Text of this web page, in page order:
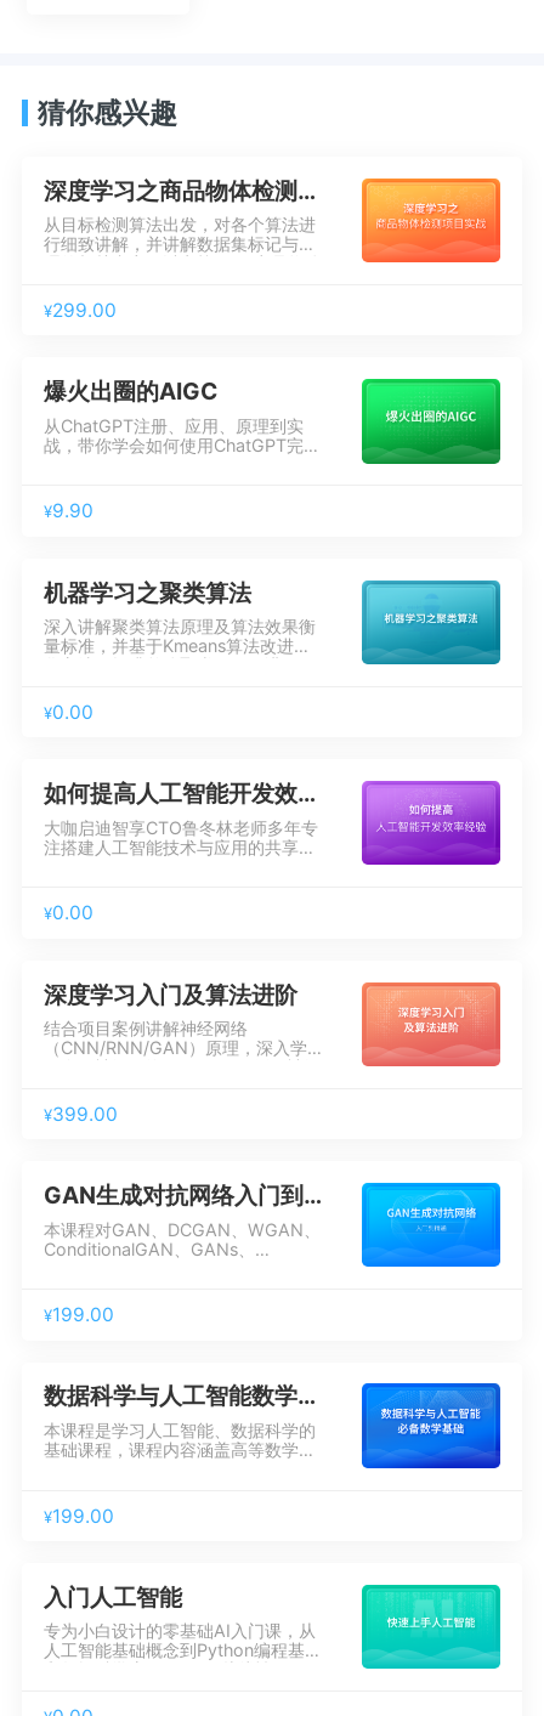
猜你感兴趣
深度学习之商品物体检测项目实战
从目标检测算法出发，对各个算法进
行细致讲解，并讲解数据集标记与处
理的相关内容，以实战项目“商品物体
及整个项目的开发流程。学完本课程
掌握目标检测算法原理、模型训练工
¥299.00
爆火出圈的AIGC
从ChatGPT注册、应用、原理到实
战，带你学会如何使用ChatGPT完成
话模型及最新技术进展，最后使用
ChatGPT搭建简易版聊天机器人，让
¥9.90
机器学习之聚类算法
深入讲解聚类算法原理及算法效果衡
量标准，并基于Kmeans算法改进优
化方法，提升整体聚类效果。讲解
Mean Shift聚类、SOM聚类、AP聚
类等高阶算法，结合文本文档、客户
法。
¥0.00
如何提高人工智能开发效率经验
大咖启迪智享CTO鲁冬林老师多年专
注搭建人工智能技术与应用的共享服
经验倾囊分享。提供多种人工智能效
率提升思路，分享如何合理选择开发
¥0.00
深度学习入门及算法进阶
结合项目案例讲解神经网络
（CNN/RNN/GAN）原理，深入学
习卷积神经网络（CNN）、循环神经
（GAN），并以数字识别、手势识
别、机器翻译、图片生成等项目案例
发项目的能力。
¥399.00
GAN生成对抗网络入门到精通
本课程对GAN、DCGAN、WGAN、
ConditionalGAN、GANs、
读，复现了其核心代码，让你建立完
整GAN知识体系的同时，可以在工作
¥199.00
数据科学与人工智能数学基础
本课程是学习人工智能、数据科学的
基础课程，课程内容涵盖高等数学、
零基础学员也可学习，扫除AI职业道
路中的数学障碍，为后续的深入学习
¥199.00
入门人工智能
专为小白设计的零基础AI入门课，从
人工智能基础概念到Python编程基础
和数据科学库Numpy，从线性回
算法的逻辑推导,求解到使用编程实现